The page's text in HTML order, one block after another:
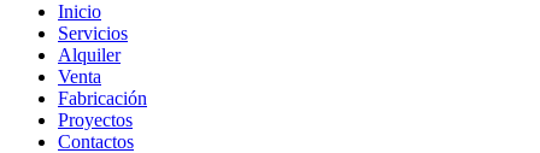
Inicio
Servicios
Alquiler
Venta
Fabricación
Proyectos
Contactos